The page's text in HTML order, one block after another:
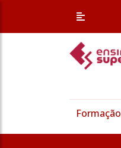
Formação